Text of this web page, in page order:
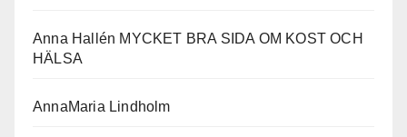
Anna Hallén MYCKET BRA SIDA OM KOST OCH
HÄLSA
AnnaMaria Lindholm